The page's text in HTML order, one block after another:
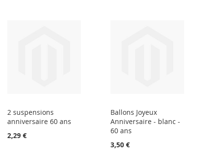
2 suspensions
anniversaire 60 ans
2,29 €
Ballons Joyeux
Anniversaire - blanc -
60 ans
3,50 €